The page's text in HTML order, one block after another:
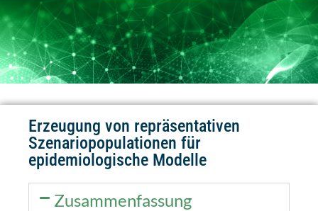
Erzeugung von repräsentativen
Szenariopopulationen für
epidemiologische Modelle
Zusammenfassung